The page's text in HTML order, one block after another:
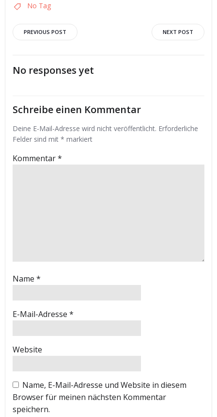
No Tag
Post
navigation
PREVIOUS POST
navigation
NEXT POST
No responses yet
Schreibe einen Kommentar
Deine E-Mail-Adresse wird nicht veröffentlicht. Erforderliche
Felder sind mit * markiert
Kommentar*
Name *
E-Mail-Adresse *
Website
Name, E-Mail-Adresse und Website in diesem
Browser für meinen nächsten Kommentar
speichern.